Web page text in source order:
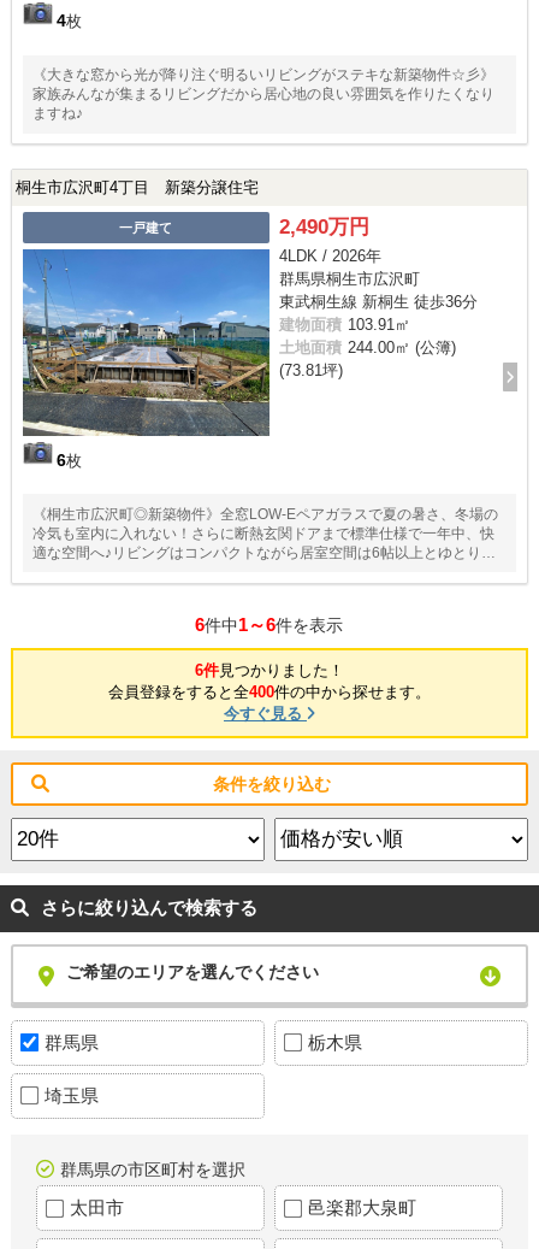
4枚
《大きな窓から光が降り注ぐ明るいリビングがステキな新築物件☆彡》
家族みんなが集まるリビングだから居心地の良い雰囲気を作りたくなり
ますね♪
桐生市広沢町4丁目 新築分譲住宅
一戸建て
6枚
2,490万円
4LDK / 2026年
群馬県桐生市広沢町
東武桐生線 新桐生 徒歩36分
建物面積 103.91㎡
土地面積 244.00㎡ (公簿)
(73.81坪)
《桐生市広沢町◎新築物件》全窓LOW-Eペアガラスで夏の暑さ、冬場の
冷気も室内に入れない！さらに断熱玄関ドアまで標準仕様で一年中、快
適な空間へ♪リビングはコンパクトながら居室空間は6帖以上とゆとりあ
6件中1～6件を表示
6件見つかりました！
会員登録をすると全400件の中から探せます。
今すぐ見る
条件を絞り込む
さらに絞り込んで検索する
ご希望のエリアを選んでください
群馬県 栃木県
埼玉県
群馬県の市区町村を選択
太田市 邑楽郡大泉町